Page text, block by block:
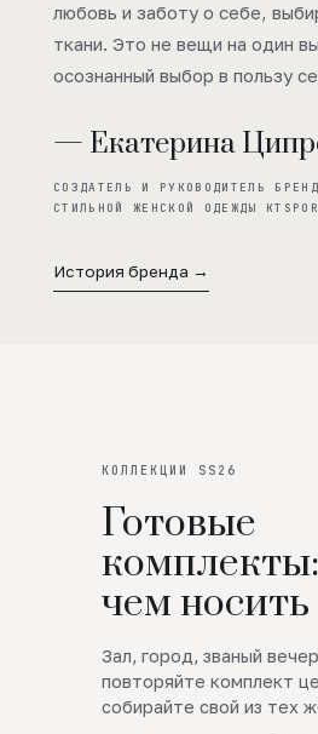
любовь и заботу о себе,
ткани. Это не вещи на один
осознанный выбор в пользу
— Екатерина
СОЗДАТЕЛЬ И РУКОВОДИТЕЛЬ
СТИЛЬНОЙ ЖЕНСКОЙ ОДЕЖДЫ
История бренда →
КОЛЛЕКЦИИ SS26
Готовые
чем носить
Зал, город, званый
повторяйте комплект
собирайте свой из тех